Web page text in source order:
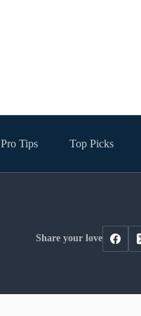
Pro Tips Top Picks
Share your love